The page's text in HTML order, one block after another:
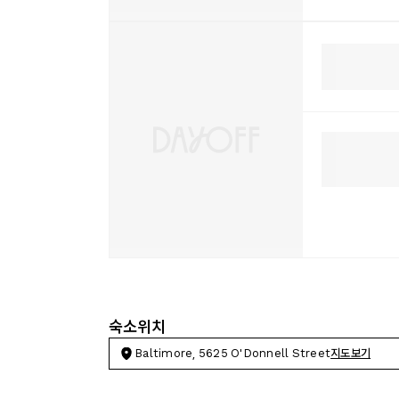
숙소위치
Baltimore, 5625 O'Donnell Street지도보기